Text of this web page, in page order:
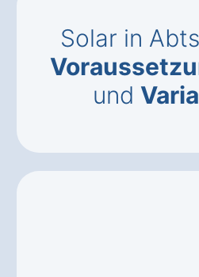
Solar in
und